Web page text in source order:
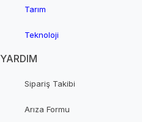
Tarım
Teknoloji
YARDIM
Sipariş Takibi
Arıza Formu